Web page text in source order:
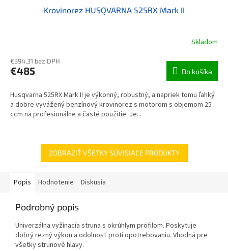
Krovinorez HUSQVARNA 525RX Mark II
Skladom
€394,31 bez DPH
€485 Do košíka
Husqvarna 525RX Mark II je výkonný, robustný, a napriek tomu ľahký
a dobre vyvážený benzínový krovinorez s motorom s objemom 25
ccm na profesionálne a časté použitie. Je...
ZOBRAZIŤ VŠETKY SÚVISIACE PRODUKTY
Popis Hodnotenie Diskusia
Podrobný popis
Univerzálna vyžínacia struna s okrúhlym profilom. Poskytuje
dobrý rezný výkon a odolnosť proti opotrebovaniu. Vhodná pre
všetky strunové hlavy.